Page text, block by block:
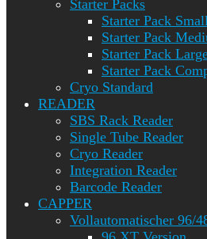
Starter Packs
Starter Pack
Starter Pack
Starter Pack
Starter Pack
Cryo Standard
READER
SBS Rack Reader
Single Tube Reader
Cryo Reader
Integration Reader
Barcode Reader
CAPPER
Vollautomatischer 96/